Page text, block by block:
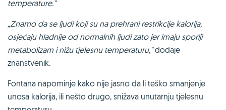
temperature."
„Znamo da se ljudi koji su na prehrani restrikcije kalorija,
osjećaju hladnije od normalnih ljudi zato jer imaju sporiji
metabolizam i nižu tjelesnu temperaturu,"dodaje
znanstvenik.
Fontana napominje kako nije jasno da li teško smanjenje
unosa kalorija, ili nešto drugo, snižava unutarnju tjelesnu